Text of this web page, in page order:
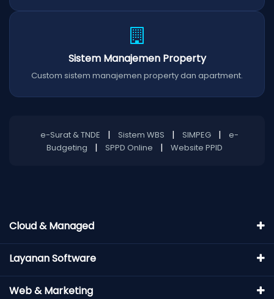
Sistem Manajemen Property
Custom sistem manajemen property dan apartment.
e-Surat & TNDE | Sistem WBS | SIMPEG |
e-
Budgeting
| SPPD Online | Website PPID
Cloud & Managed
Layanan Software
Web & Marketing